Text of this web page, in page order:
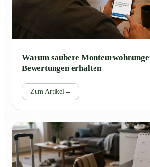
Warum saubere
Bewertungen erhalten
Zum Artikel→